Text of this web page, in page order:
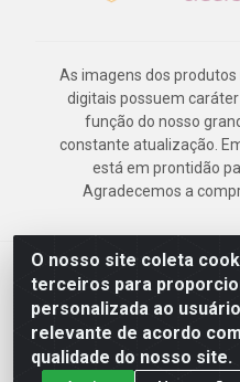
O nosso site coleta
terceiros para
personalizada ao
relevante de acordo
qualidade do nosso site.
As imagens dos
digitais possuem
função do nosso
constante atualização.
está em prontidão
Agradecemos a
Deskontão Atacado - Av.
Imbiribeira - Recife/PE - CEP